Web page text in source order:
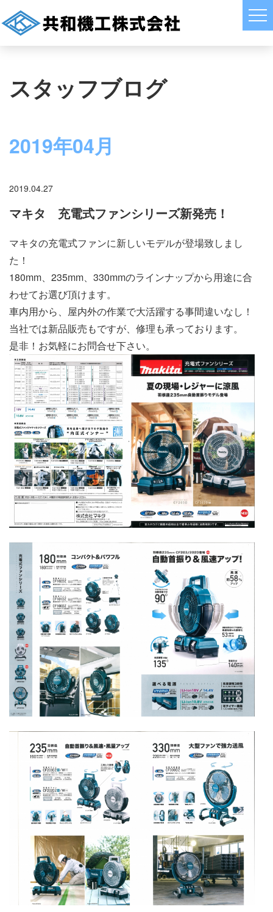
スタッフブログ
2019年04月
2019.04.27
マキタ 充電式ファンシリーズ新発売！
マキタの充電式ファンに新しいモデルが登場致しまし
た！
180mm、235mm、330mmのラインナップから用途に合
わせてお選び頂けます。
車内用から、屋内外の作業で大活躍する事間違いなし！
当社では新品販売もですが、修理も承っております。
是非！お気軽にお問合せ下さい。